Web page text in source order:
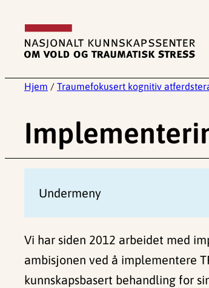
innhold
Hjem / Traumefokusert kognitiv
Undermeny
Vi har siden 2012 arbeidet med
ambisjonen ved å implementere
kunnskapsbasert behandling for